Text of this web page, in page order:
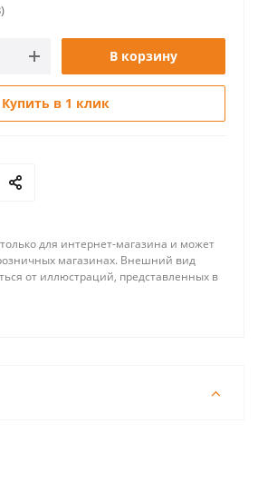
В корзину
Купить в 1 клик
для интернет-магазина и может
магазинах. Внешний вид
от иллюстраций, представленных в